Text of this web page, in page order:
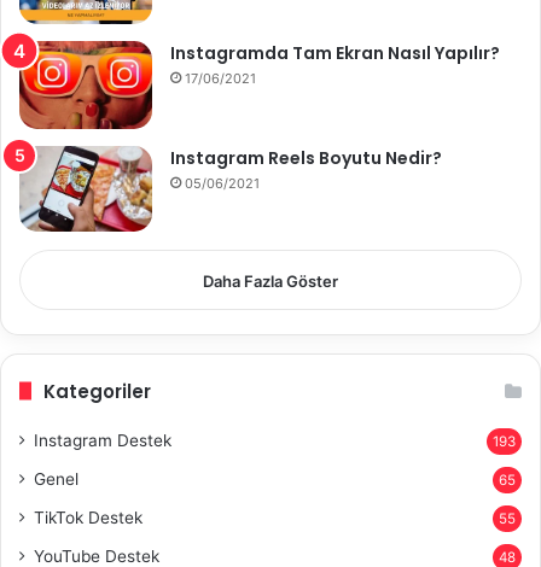
Instagramda Tam Ekran Nasıl Yapılır?
17/06/2021
Instagram Reels Boyutu Nedir?
05/06/2021
Daha Fazla Göster
Kategoriler
Instagram Destek 193
Genel 65
TikTok Destek 55
YouTube Destek 48